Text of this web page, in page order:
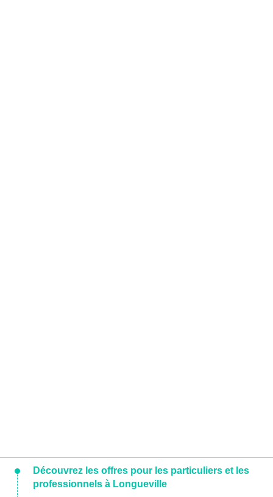
Découvrez les offres pour les particuliers et les
professionnels à Longueville